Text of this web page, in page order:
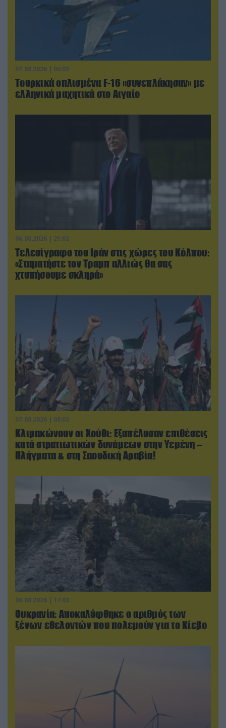
07.08.2026 | 00:02
Τουρκικά οπλισμένα F-16 «συνεπλάκησαν» με
ελληνικά μαχητικά στο Αιγαίο
06.08.2026 | 21:02
Τελεσίγραφο του Ιράν στις χώρες του Κόλπου:
«Σταματήστε τον Τραμπ αλλιώς θα σας
χτυπήσουμε σκληρά»
07.08.2026 | 08:02
Κλιμακώνουν οι Χούθι: Eξαπέλυσαν επιθέσεις
κατά στρατιωτικών δυνάμεων στην Υεμένη –
Πλήγματα & στη Σαουδική Αραβία!
06.08.2026 | 17:02
Ουκρανία: Αποκαλύφθηκε ο αριθμός των
ξένων εθελοντών που πολεμούν για το Κίεβο